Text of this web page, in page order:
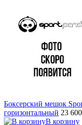
Боксерский мешок
горизонтальный 23
В корзину